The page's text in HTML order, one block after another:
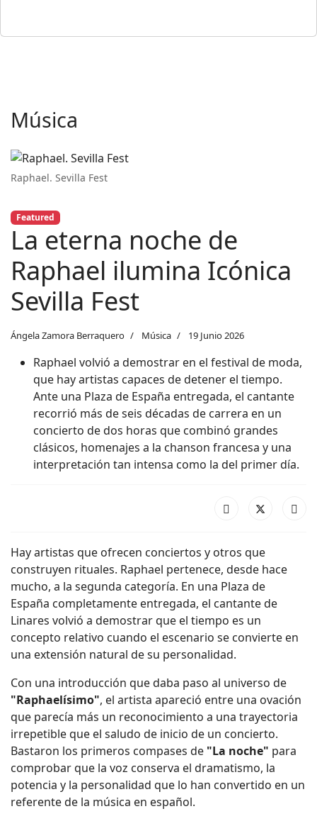
Música
Raphael. Sevilla Fest
Featured
La eterna noche de
Raphael ilumina Icónica
Sevilla Fest
Ángela Zamora Berraquero Música 19 Junio 2026
Raphael volvió a demostrar en el festival de moda,
que hay artistas capaces de detener el tiempo.
Ante una Plaza de España entregada, el cantante
recorrió más de seis décadas de carrera en un
concierto de dos horas que combinó grandes
clásicos, homenajes a la chanson francesa y una
interpretación tan intensa como la del primer día.
Hay artistas que ofrecen conciertos y otros que
construyen rituales. Raphael pertenece, desde hace
mucho, a la segunda categoría. En una Plaza de
España completamente entregada, el cantante de
Linares volvió a demostrar que el tiempo es un
concepto relativo cuando el escenario se convierte en
una extensión natural de su personalidad.
Con una introducción que daba paso al universo de
"Raphaelísimo", el artista apareció entre una ovación
que parecía más un reconocimiento a una trayectoria
irrepetible que el saludo de inicio de un concierto.
Bastaron los primeros compases de "La noche" para
comprobar que la voz conserva el dramatismo, la
potencia y la personalidad que lo han convertido en un
referente de la música en español.